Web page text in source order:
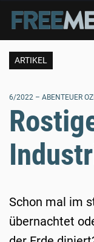
ARTIKEL
6/2022 – ABENTEUER
Schon mal im
übernachtet